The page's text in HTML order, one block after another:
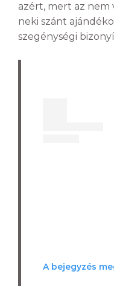
azért, mert az nem
neki szánt
szegénységi
A bejegyzés